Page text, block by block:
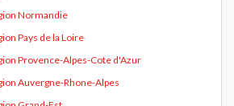
Normandie
Pays de la Loire
Provence-Alpes-Cote d'Azur
Auvergne-Rhone-Alpes